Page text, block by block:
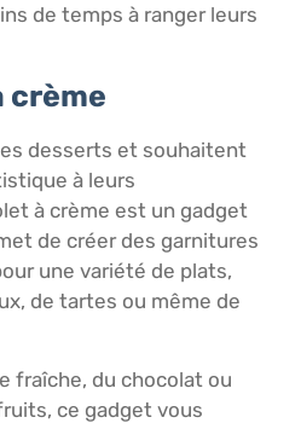
de temps à ranger leurs
crème
desserts et souhaitent
à leurs
à crème est un gadget
de créer des garnitures
une variété de plats,
de tartes ou même de
fraîche, du chocolat ou
ce gadget vous